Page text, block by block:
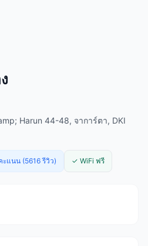
Harun 44-48, จาการ์ตา, DKI
ะแนน (5616 รีวิว) ✓ WiFi ฟรี